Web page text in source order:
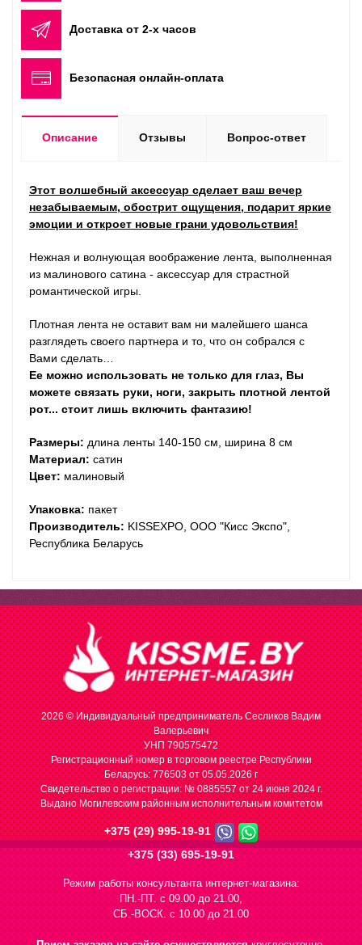
Доставка от 2-х часов
Безопасная онлайн-оплата
Описание Отзывы Вопрос-ответ
Этот волшебный аксессуар сделает ваш вечер
незабываемым, обострит ощущения, подарит яркие
эмоции и откроет новые грани удовольствия!
Нежная и волнующая воображение лента, выполненная
из малинового сатина - аксессуар для страстной
романтической игры.
Плотная лента не оста­вит вам ни малейшего шанса
разглядеть­ сво­его парт­нера и то, что он собрался с
Вами сделать…
Ее можно использовать не только для глаз, Вы
можете связать руки, ноги, закрыть плотной лентой
рот... стоит лишь включить фантазию!
Размеры: длина ленты 140-150 см, ширина 8 см
Материал: сатин
Цвет: малиновый
Упаковка: пакет
Производитель: KISSEXPO, ОOО "Кисс Экспо",
Республика Беларусь
2026 © Индивидуальный предприниматель Сесликов Вадим
Валерьевич
УНП 790575472
Регистрационный номер в торговом реестре Республики
Беларусь: 776503 от 05.05.2026 г
Cвидетельство о регистрации: № 0885557 от 24 июня 2024 г.
Выдано Могилевским районным исполнительным комитетом
+375 (29) 995-19-91
+375 (33) 695-19-91
Режим работы консультанта интернет-магазина:
ПН.-ПТ. с 09.00 до 21.00,
СБ.-ВОСК. с 10.00 до 21.00